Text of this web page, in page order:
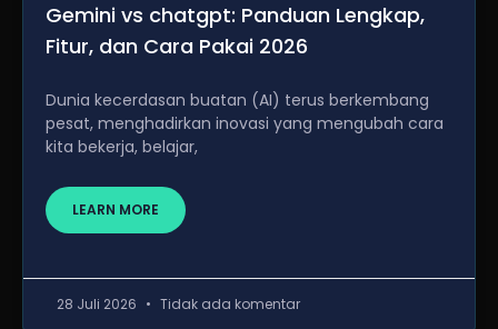
Gemini vs chatgpt: Panduan Lengkap,
Fitur, dan Cara Pakai 2026
Dunia kecerdasan buatan (AI) terus berkembang
pesat, menghadirkan inovasi yang mengubah cara
kita bekerja, belajar,
LEARN MORE
28 Juli 2026 Tidak ada komentar